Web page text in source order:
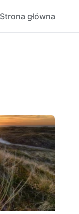
Strona główna